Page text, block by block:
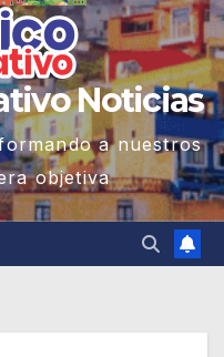
Noticias
a nuestros
objetiva